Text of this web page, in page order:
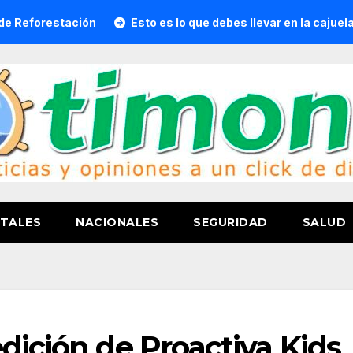
Esto es lo que debes llevar en la cajuela para viajar
NACIONALES SEGURIDAD SALUD